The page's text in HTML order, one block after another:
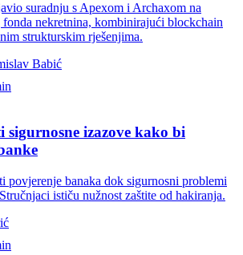
suradnju s Apexom i Archaxom na
nekretnina, kombinirajući blockchain
strukturskim rješenjima.
Babić
sigurnosne izazove kako bi
povjerenje banaka dok sigurnosni problemi
ističu nužnost zaštite od hakiranja.